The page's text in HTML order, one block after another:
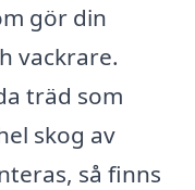
gör din
vackrare.
träd som
skog av
så finns